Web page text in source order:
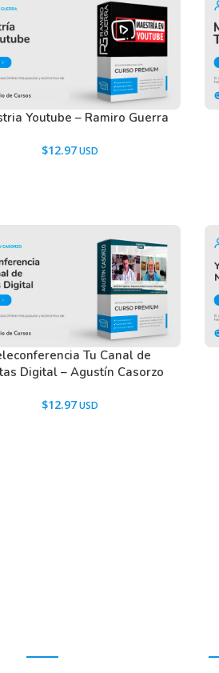
Youtube – Ramiro Guerra
$12.97
Tu Canal de
Digital – Agustín Casorzo
$12.97